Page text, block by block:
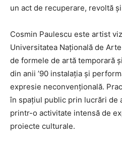
un act de recuperare, revoltă
Cosmin Paulescu este artist
Universitatea Națională de
de formele de artă temporară
din anii ’90 instalația și
expresie neconvențională.
în spațiul public prin lucrări de
printr-o activitate intensă de
proiecte culturale.